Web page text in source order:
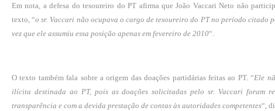
Em nota, a defesa do tesoureiro do PT afirma que João Vaccari Neto não
texto, “o sr. Vaccari não ocupava o cargo de tesoureiro do PT no período citado
vez que ele assumiu essa posição apenas em fevereiro de 2010“.
O texto também fala sobre a origem das doações partidárias feitas ao PT. “Ele
ilícita destinada ao PT, pois as doações solicitadas pelo sr. Vaccari foram
transparência e com a devida prestação de contas às autoridades competentes“,